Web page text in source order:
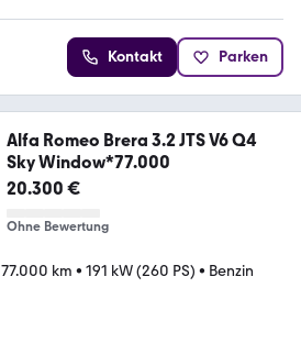
Kontakt Parken
Alfa Romeo Brera 3.2 JTS V6 Q4
Sky Window*77.000
20.300 €
Ohne Bewertung
77.000 km • 191 kW (260 PS) • Benzin